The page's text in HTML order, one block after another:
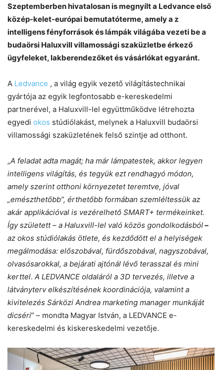
Szeptemberben hivatalosan is megnyílt a Ledvance első
közép-kelet-európai bemutatóterme, amely a z
intelligens fényforrások és lámpák világába vezeti be a
budaörsi Haluxvill villamossági szaküzletbe érkező
ügyfeleket, lakberendezőket és vásárlókat egyaránt.
A Ledvance , a világ egyik vezető világítástechnikai
gyártója az egyik legfontosabb e-kereskedelmi
partnerével, a Haluxvill-lel együttműködve létrehozta
egyedi okos stúdiólakást, melynek a Haluxvill budaörsi
villamossági szaküzletének felső szintje ad otthont.
„A feladat adta magát; ha már lámpatestek, akkor legyen
intelligens világítás, és tegyük ezt rendhagyó módon,
amely szerint otthoni környezetet teremtve, jóval
„emészthetőbb”, érthetőbb formában szemléltessük az
akár applikációval is vezérelhető SMART+ termékeinket.
Így született – a Haluxvill-lel való közös gondolkodásból–
az okos stúdiólakás ötlete, és kezdődött el a helyiségek
megálmodása: előszobával, fürdőszobával, nagyszobával,
olvasósarokkal, a bejárati ajtónál lévő terasszal és mini
kerttel. A LEDVANCE oldaláról a 3D tervezés, illetve a
látványterv elkészítésének koordinációja, valamint a
kivitelezés Sárközi Andrea marketing manager munkáját
dicséri” – mondta Magyar István, a LEDVANCE e-
kereskedelmi és kiskereskedelmi vezetője.